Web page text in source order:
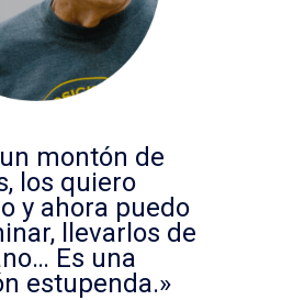
montón de
los quiero
y ahora puedo
llevarlos de
Es una
estupenda.»